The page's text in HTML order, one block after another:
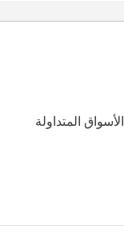
الأسواق المتداولة